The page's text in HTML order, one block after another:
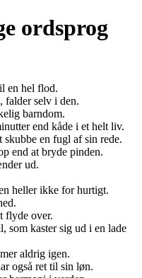
ordsprog
en hel flod.
falder selv i den.
barndom.
end kåde i et helt liv.
en fugl af sin rede.
end at bryde pinden.
ud.
heller ikke for hurtigt.
flyde over.
som kaster sig ud i en lade
aldrig igen.
også ret til sin løn.